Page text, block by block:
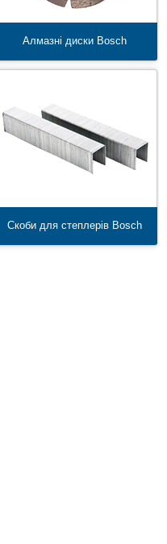
Алмазні диски Bosch
Скоби для степлерів Bosch